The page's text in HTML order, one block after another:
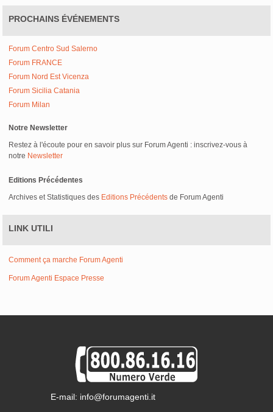
PROCHAINS ÉVÉNEMENTS
Forum Centro Sud Salerno
Forum FRANCE
Forum Nord Est Vicenza
Forum Sicilia Catania
Forum Milan
Notre Newsletter
Restez à l'écoute pour en savoir plus sur Forum Agenti : inscrivez-vous à
notre Newsletter
Editions Précédentes
Archives et Statistiques des Editions Précédents de Forum Agenti
LINK UTILI
Comment ça marche Forum Agenti
Forum Agenti Espace Presse
E-mail: info@forumagenti.it